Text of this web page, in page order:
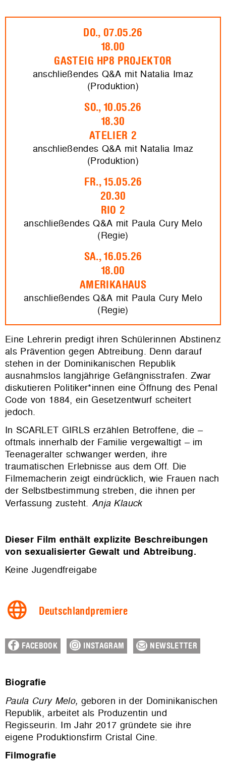
DO., 07.05.26
18.00
GASTEIG HP8 PROJEKTOR
anschließendes Q&A mit Natalia Imaz
(Produktion)
SO., 10.05.26
18.30
ATELIER 2
anschließendes Q&A mit Natalia Imaz
(Produktion)
FR., 15.05.26
20.30
RIO 2
anschließendes Q&A mit Paula Cury Melo
(Regie)
SA., 16.05.26
18.00
AMERIKAHAUS
anschließendes Q&A mit Paula Cury Melo
(Regie)
Eine Lehrerin predigt ihren Schülerinnen Abstinenz
als Prävention gegen Abtreibung. Denn darauf
stehen in der Dominikanischen Republik
ausnahmslos langjährige Gefängnisstrafen. Zwar
diskutieren Politiker*innen eine Öffnung des Penal
Code von 1884, ein Gesetzentwurf scheitert
jedoch.
In SCARLET GIRLS erzählen Betroffene, die –
oftmals innerhalb der Familie vergewaltigt – im
Teenageralter schwanger werden, ihre
traumatischen Erlebnisse aus dem Off. Die
Filmemacherin zeigt eindrücklich, wie Frauen nach
der Selbstbestimmung streben, die ihnen per
Verfassung zusteht. Anja Klauck
Dieser Film enthält explizite Beschreibungen
von sexualisierter Gewalt und Abtreibung.
Keine Jugendfreigabe
Deutschlandpremiere
FACEBOOK INSTAGRAM NEWSLETTER
Biografie
Paula Cury Melo, geboren in der Dominikanischen
Republik, arbeitet als Produzentin und
Regisseurin. Im Jahr 2017 gründete sie ihre
eigene Produktionsfirm Cristal Cine.
Filmografie